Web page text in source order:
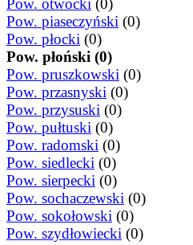
Pow. otwocki (0)
Pow. piaseczyński (0)
Pow. płocki (0)
Pow. płoński (0)
Pow. pruszkowski (0)
Pow. przasnyski (0)
Pow. przysuski (0)
Pow. pułtuski (0)
Pow. radomski (0)
Pow. siedlecki (0)
Pow. sierpecki (0)
Pow. sochaczewski (0)
Pow. sokołowski (0)
Pow. szydłowiecki (0)